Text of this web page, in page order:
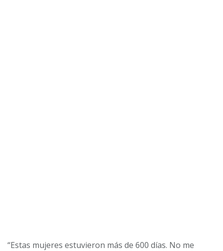
“Estas mujeres estuvieron más de 600 días. No me